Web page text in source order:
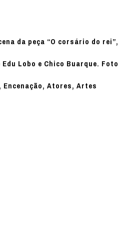
da peça “O corsário do rei”,
Lobo e Chico Buarque. Foto
Atores, Artes